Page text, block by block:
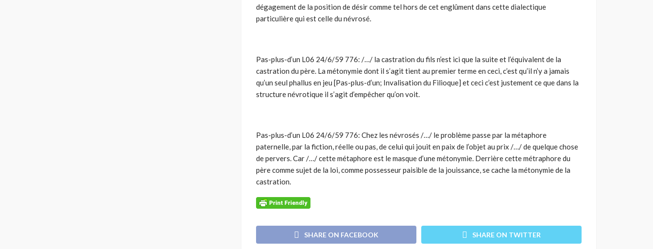
dégagement de la position de désir comme tel hors de cet englûment dans cette dialectique
particulière qui est celle du névrosé.
Pas-plus-d’un L06 24/6/59 776: /…/ la castration du fils n’est ici que la suite et l’équivalent de la
castration du père. La métonymie dont il s’agit tient au premier terme en ceci, c’est qu’il n’y a jamais
qu’un seul phallus en jeu [Pas-plus-d’un; Invalisation du Filioque] et ceci c’est justement ce que dans la
structure névrotique il s’agit d’empêcher qu’on voit.
Pas-plus-d’un L06 24/6/59 776: Chez les névrosés /…/ le problème passe par la métaphore
paternelle, par la fiction, réelle ou pas, de celui qui jouit en paix de l’objet au prix /…/ de quelque chose
de pervers. Car /…/ cette métaphore est le masque d’une métonymie. Derrière cette métraphore du
père comme sujet de la loi, comme possesseur paisible de la jouissance, se cache la métonymie de la
castration.
SHARE ON FACEBOOK SHARE ON TWITTER